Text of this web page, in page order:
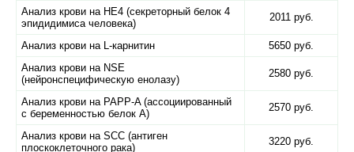
Анализ крови на HE4 (секреторный белок 4
эпидидимиса человека)
2011 руб.
Анализ крови на L-карнитин
5650 руб.
Анализ крови на NSE
(нейронспецифическую енолазу)
2580 руб.
Анализ крови на PAPP-A (ассоциированный
с беременностью белок А)
2570 руб.
Анализ крови на SCC (антиген
плоскоклеточного рака)
3220 руб.